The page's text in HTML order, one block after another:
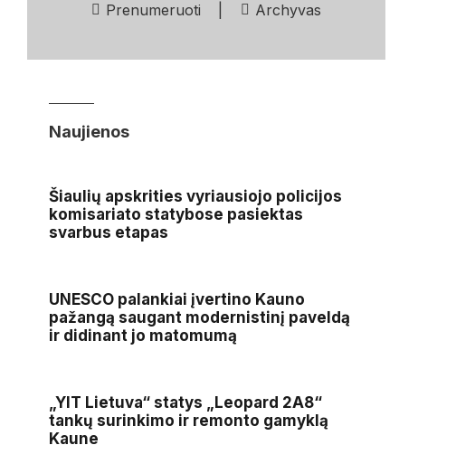
Prenumeruoti Archyvas
Naujienos
Šiaulių apskrities vyriausiojo policijos
komisariato statybose pasiektas
svarbus etapas
UNESCO palankiai įvertino Kauno
pažangą saugant modernistinį paveldą
ir didinant jo matomumą
„YIT Lietuva“ statys „Leopard 2A8“
tankų surinkimo ir remonto gamyklą
Kaune